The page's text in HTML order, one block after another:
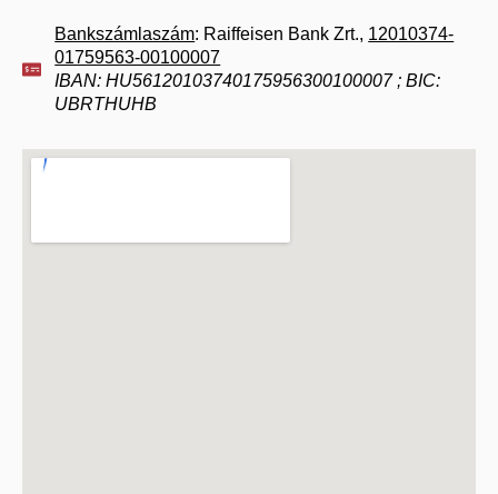
Bankszámlaszám: Raiffeisen Bank Zrt., 12010374-
01759563-00100007
IBAN: HU56120103740175956300100007 ; BIC:
UBRTHUHB